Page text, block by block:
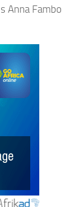
Anna Fambo